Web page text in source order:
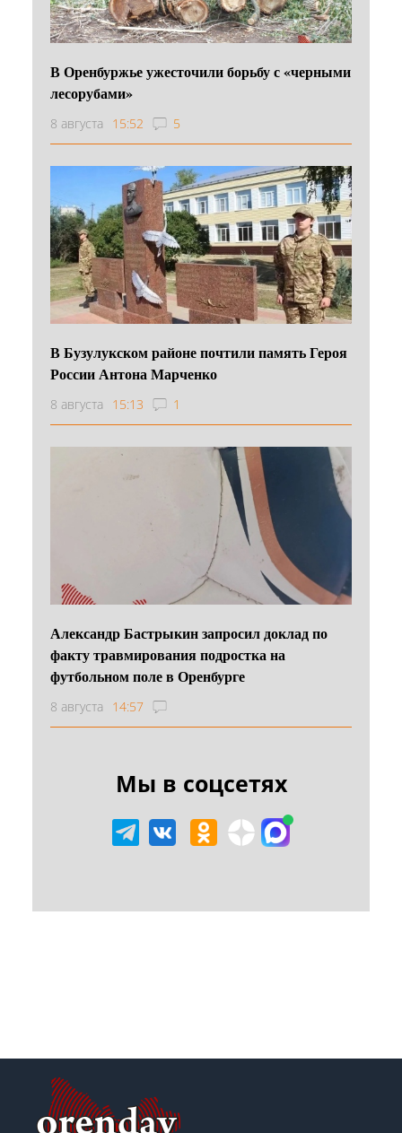
В Оренбуржье ужесточили борьбу с «черными
лесорубами»
8 августа 15:52 5
В Бузулукском районе почтили память Героя
России Антона Марченко
8 августа 15:13 1
Александр Бастрыкин запросил доклад по
факту травмирования подростка на
футбольном поле в Оренбурге
8 августа 14:57
Мы в соцсетях